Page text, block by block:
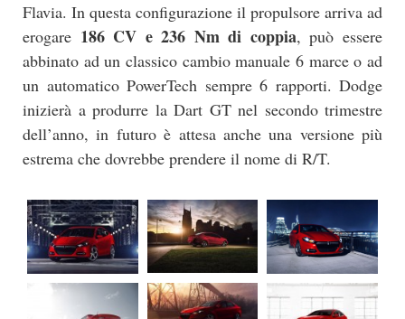
Flavia. In questa configurazione il propulsore arriva ad
erogare 186 CV e 236 Nm di coppia, può essere
abbinato ad un classico cambio manuale 6 marce o ad
un automatico PowerTech sempre 6 rapporti. Dodge
inizierà a produrre la Dart GT nel secondo trimestre
dell’anno, in futuro è attesa anche una versione più
estrema che dovrebbe prendere il nome di R/T.